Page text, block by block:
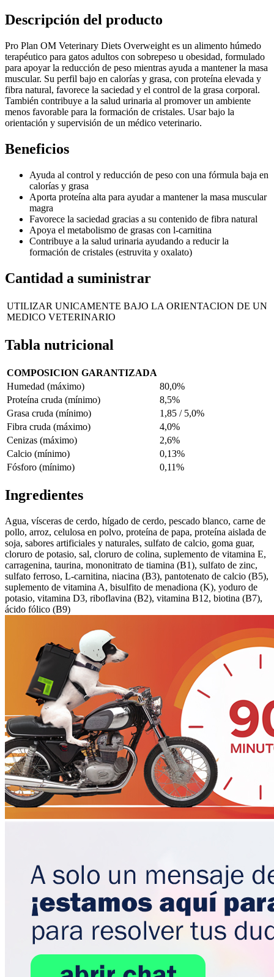
Descripción del producto
Pro Plan OM Veterinary Diets Overweight es un alimento húmedo
terapéutico para gatos adultos con sobrepeso u obesidad, formulado
para apoyar la reducción de peso mientras ayuda a mantener la masa
muscular. Su perfil bajo en calorías y grasa, con proteína elevada y
fibra natural, favorece la saciedad y el control de la grasa corporal.
También contribuye a la salud urinaria al promover un ambiente
menos favorable para la formación de cristales. Usar bajo la
orientación y supervisión de un médico veterinario.
Beneficios
Ayuda al control y reducción de peso con una fórmula baja en
calorías y grasa
Aporta proteína alta para ayudar a mantener la masa muscular
magra
Favorece la saciedad gracias a su contenido de fibra natural
Apoya el metabolismo de grasas con l-carnitina
Contribuye a la salud urinaria ayudando a reducir la
formación de cristales (estruvita y oxalato)
Cantidad a suministrar
UTILIZAR UNICAMENTE BAJO LA ORIENTACION DE UN
MEDICO VETERINARIO
Tabla nutricional
COMPOSICION GARANTIZADA
Humedad (máximo)
80,0%
Proteína cruda (mínimo)
8,5%
Grasa cruda (mínimo)
1,85 / 5,0%
Fibra cruda (máximo)
4,0%
Cenizas (máximo)
2,6%
Calcio (mínimo)
0,13%
Fósforo (mínimo)
0,11%
Ingredientes
Agua, vísceras de cerdo, hígado de cerdo, pescado blanco, carne de
pollo, arroz, celulosa en polvo, proteína de papa, proteína aislada de
soja, sabores artificiales y naturales, sulfato de calcio, goma guar,
cloruro de potasio, sal, cloruro de colina, suplemento de vitamina E,
carragenina, taurina, mononitrato de tiamina (B1), sulfato de zinc,
sulfato ferroso, L-carnitina, niacina (B3), pantotenato de calcio (B5),
suplemento de vitamina A, bisulfito de menadiona (K), yoduro de
potasio, vitamina D3, riboflavina (B2), vitamina B12, biotina (B7),
ácido fólico (B9)